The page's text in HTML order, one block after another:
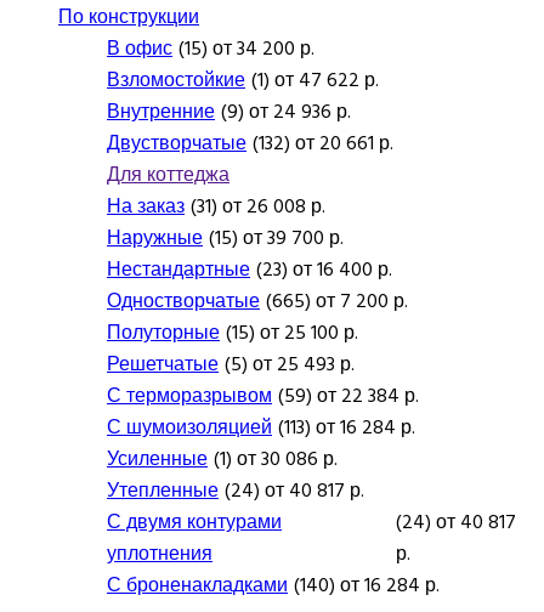
По конструкции
В офис(15) от 34 200 р.
Взломостойкие(1) от 47 622 р.
Внутренние(9) от 24 936 р.
Двустворчатые(132) от 20 661 р.
Для коттеджа
На заказ(31) от 26 008 р.
Наружные(15) от 39 700 р.
Нестандартные(23) от 16 400 р.
Одностворчатые(665) от 7 200 р.
Полуторные(15) от 25 100 р.
Решетчатые(5) от 25 493 р.
С терморазрывом(59) от 22 384 р.
С шумоизоляцией(113) от 16 284 р.
Усиленные(1) от 30 086 р.
Утепленные(24) от 40 817 р.
С двумя контурами
уплотнения
(24) от 40 817
р.
С броненакладками(140) от 16 284 р.